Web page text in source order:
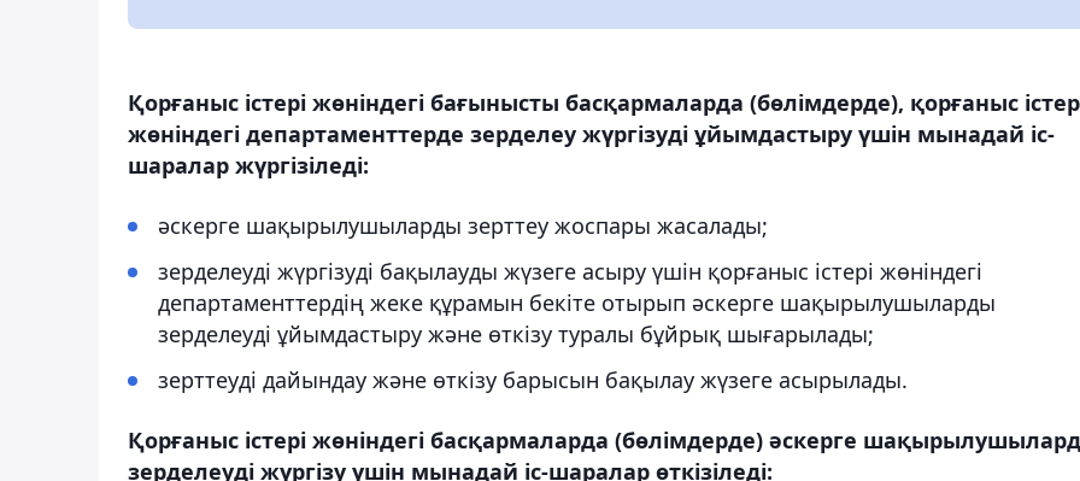
Қорғаныс істері жөніндегі бағынысты басқармаларда (бөлімдерде), қорғаныс
жөніндегі департаменттерде зерделеу жүргізуді ұйымдастыру үшін мынадай іс-
шаралар жүргізіледі:
әскерге шақырылушыларды зерттеу жоспары жасалады;
зерделеуді жүргізуді бақылауды жүзеге асыру үшін қорғаныс істері жөніндегі
департаменттердің жеке құрамын бекіте отырып әскерге шақырылушыларды
зерделеуді ұйымдастыру және өткізу туралы бұйрық шығарылады;
зерттеуді дайындау және өткізу барысын бақылау жүзеге асырылады.
Қорғаныс істері жөніндегі басқармаларда (бөлімдерде) әскерге
зерделеуді жүргізу үшін мынадай іс-шаралар өткізіледі: